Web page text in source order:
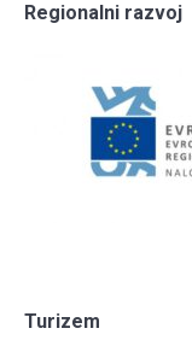
Regionalni razvoj
Turizem